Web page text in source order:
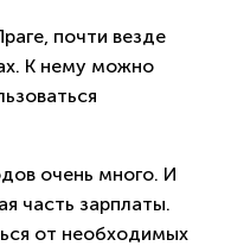
почти везде
К нему можно
очень много. И
часть зарплаты.
от необходимых